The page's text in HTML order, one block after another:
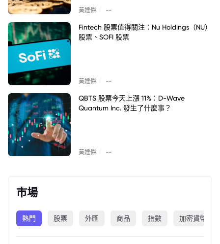
黃達傑 --
Fintech 股票值得關注：Nu Holdings（NU）
股票、SOFI 股票
黃達傑 --
QBTS 股票今天上漲 11%：D-Wave
Quantum Inc. 發生了什麼事？
黃達傑 --
市場
熱門 股票 外匯 商品 指數 加密貨幣